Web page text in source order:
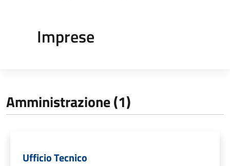
Imprese
Amministrazione (1)
Ufficio Tecnico